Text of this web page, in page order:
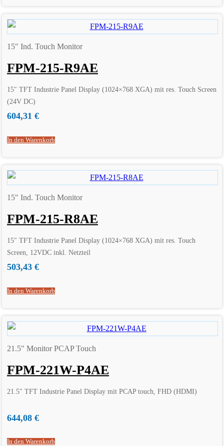
15" Ind. Touch Monitor
FPM-215-R9AE
15″ TFT Industrie Panel Display (1024×768 XGA) mit res. Touch Screen
(24V DC)
604,31 €
In den Warenkorb
15" Ind. Touch Monitor
FPM-215-R8AE
15″ TFT Industrie Panel Display (1024×768 XGA) mit res. Touch
Screen, 12VDC inkl. Netzteil
503,43 €
In den Warenkorb
21.5" Monitor PCAP Touch
FPM-221W-P4AE
21.5″ TFT Industrie Panel Display mit PCAP touch, FHD (HDMI)
644,08 €
In den Warenkorb